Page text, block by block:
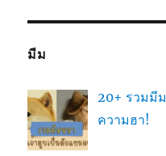
มีม
20+ รวมมี
ความฮา!